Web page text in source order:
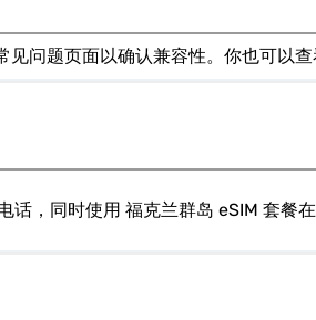
见问题页面以确认兼容性。你也可以
，同时使用 福克兰群岛 eSIM 套餐